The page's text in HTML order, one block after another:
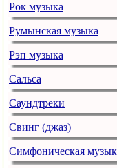
Рок музыка
Румынская музыка
Рэп музыка
Сальса
Саундтреки
Свинг (джаз)
Симфоническая